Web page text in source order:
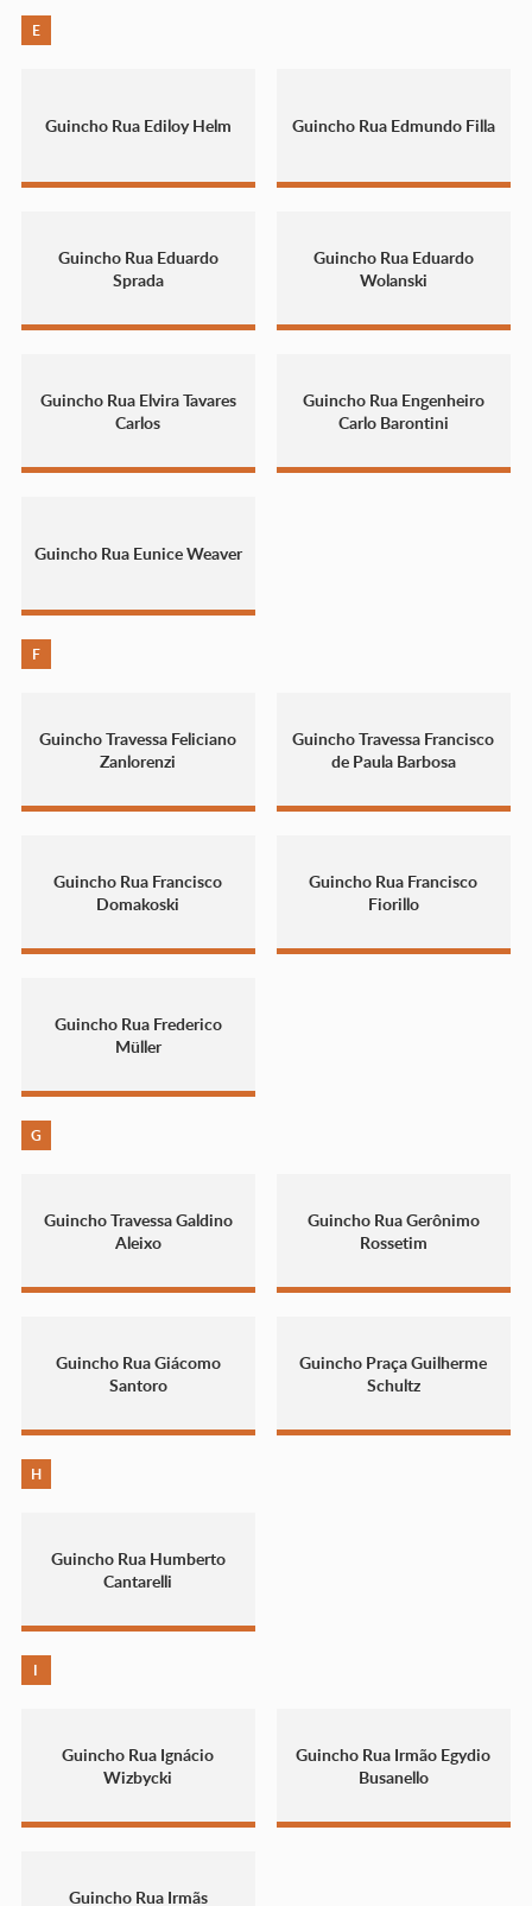
E
Guincho Rua Ediloy Helm Guincho Rua Edmundo Filla
Guincho Rua Eduardo
Sprada
Guincho Rua Eduardo
Wolanski
Guincho Rua Elvira Tavares
Carlos
Guincho Rua Engenheiro
Carlo Barontini
Guincho Rua Eunice Weaver
F
Guincho Travessa Feliciano
Zanlorenzi
Guincho Travessa Francisco
de Paula Barbosa
Guincho Rua Francisco
Domakoski
Guincho Rua Francisco
Fiorillo
Guincho Rua Frederico
Müller
G
Guincho Travessa Galdino
Aleixo
Guincho Rua Gerônimo
Rossetim
Guincho Rua Giácomo
Santoro
Guincho Praça Guilherme
Schultz
H
Guincho Rua Humberto
Cantarelli
I
Guincho Rua Ignácio
Wizbycki
Guincho Rua Irmão Egydio
Busanello
Guincho Rua Irmãs